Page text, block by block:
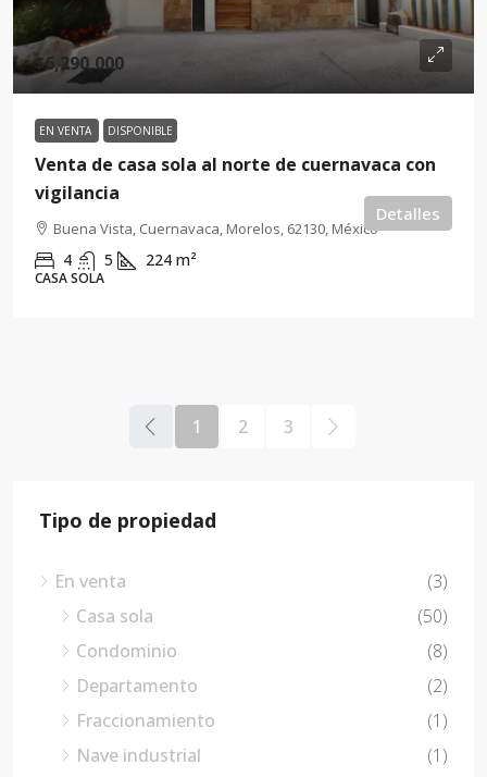
$6,290,000
EN VENTA DISPONIBLE
Venta de casa sola al norte de cuernavaca con
vigilancia
Buena Vista, Cuernavaca, Morelos, 62130, México
4 5 224 m²
CASA SOLA
Detalles
1 2 3
Tipo de propiedad
En venta
(3)
Casa sola
(50)
Condominio
(8)
Departamento
(2)
Fraccionamiento
(1)
Nave industrial
(1)